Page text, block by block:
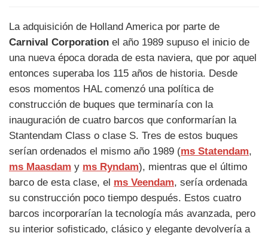
La adquisición de Holland America por parte de
Carnival Corporation el año 1989 supuso el inicio de
una nueva época dorada de esta naviera, que por aquel
entonces superaba los 115 años de historia. Desde
esos momentos HAL comenzó una política de
construcción de buques que terminaría con la
inauguración de cuatro barcos que conformarían la
Stantendam Class o clase S. Tres de estos buques
serían ordenados el mismo año 1989 (ms Statendam,
ms Maasdam y ms Ryndam), mientras que el último
barco de esta clase, el ms Veendam, sería ordenada
su construcción poco tiempo después. Estos cuatro
barcos incorporarían la tecnología más avanzada, pero
su interior sofisticado, clásico y elegante devolvería a